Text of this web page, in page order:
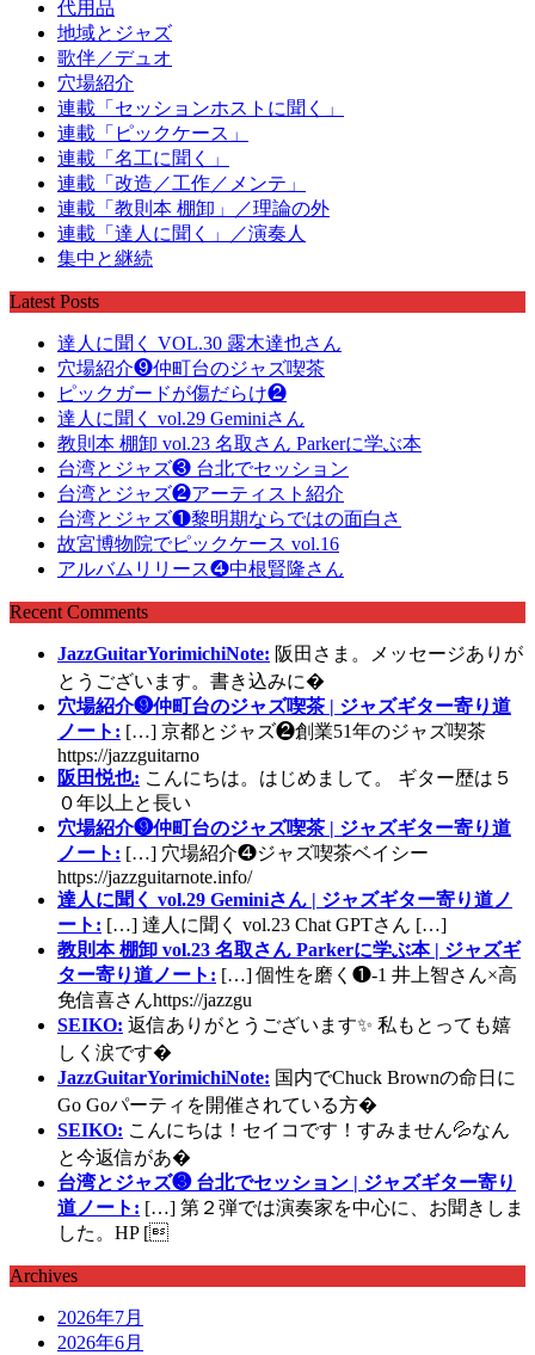
代用品
地域とジャズ
歌伴／デュオ
穴場紹介
連載「セッションホストに聞く」
連載「ピックケース」
連載「名工に聞く」
連載「改造／工作／メンテ」
連載「教則本 棚卸」／理論の外
連載「達人に聞く」／演奏人
集中と継続
Latest Posts
達人に聞く VOL.30 露木達也さん
穴場紹介❾仲町台のジャズ喫茶
ピックガードが傷だらけ❷
達人に聞く vol.29 Geminiさん
教則本 棚卸 vol.23 名取さん Parkerに学ぶ本
台湾とジャズ❸ 台北でセッション
台湾とジャズ❷アーティスト紹介
台湾とジャズ❶黎明期ならではの面白さ
故宮博物院でピックケース vol.16
アルバムリリース❹中根賢隆さん
Recent Comments
JazzGuitarYorimichiNote: 阪田さま。メッセージありが
とうございます。書き込みに�
穴場紹介❾仲町台のジャズ喫茶 | ジャズギター寄り道
ノート: […] 京都とジャズ❷創業51年のジャズ喫茶
https://jazzguitarno
阪田悦也: こんにちは。はじめまして。 ギター歴は５
０年以上と長い
穴場紹介❾仲町台のジャズ喫茶 | ジャズギター寄り道
ノート: […] 穴場紹介❹ジャズ喫茶ベイシー
https://jazzguitarnote.info/
達人に聞く vol.29 Geminiさん | ジャズギター寄り道ノ
ート: […] 達人に聞く vol.23 Chat GPTさん […]
教則本 棚卸 vol.23 名取さん Parkerに学ぶ本 | ジャズギ
ター寄り道ノート: […] 個性を磨く❶-1 井上智さん×高
免信喜さんhttps://jazzgu
SEIKO: 返信ありがとうございます✨ 私もとっても嬉
しく涙です�
JazzGuitarYorimichiNote: 国内でChuck Brownの命日に
Go Goパーティを開催されている方�
SEIKO: こんにちは！セイコです！すみません💦なん
と今返信があ�
台湾とジャズ❸ 台北でセッション | ジャズギター寄り
道ノート: […] 第２弾では演奏家を中心に、お聞きしま
した。HP [
Archives
2026年7月
2026年6月